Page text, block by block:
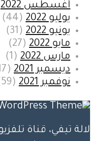
أغسطس 2022
يوليو 2022
(44)
يونيو 2022
(31)
مايو 2022
(27)
مارس 2022
(1)
ديسمبر 2021
(17)
نوفمبر 2021
(59)